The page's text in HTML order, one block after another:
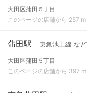
大田区蒲田５丁目
このページの店舗から 257 m
蒲田駅 東急池上線 など
大田区蒲田５丁目
このページの店舗から 397 m